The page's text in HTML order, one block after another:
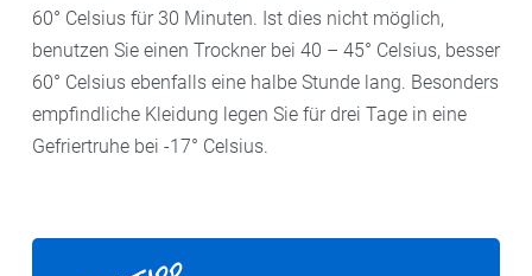
60° Celsius für 30 Minuten. Ist dies nicht möglich,
benutzen Sie einen Trockner bei 40 – 45° Celsius, besser
60° Celsius ebenfalls eine halbe Stunde lang. Besonders
empfindliche Kleidung legen Sie für drei Tage in eine
Gefriertruhe bei -17° Celsius.